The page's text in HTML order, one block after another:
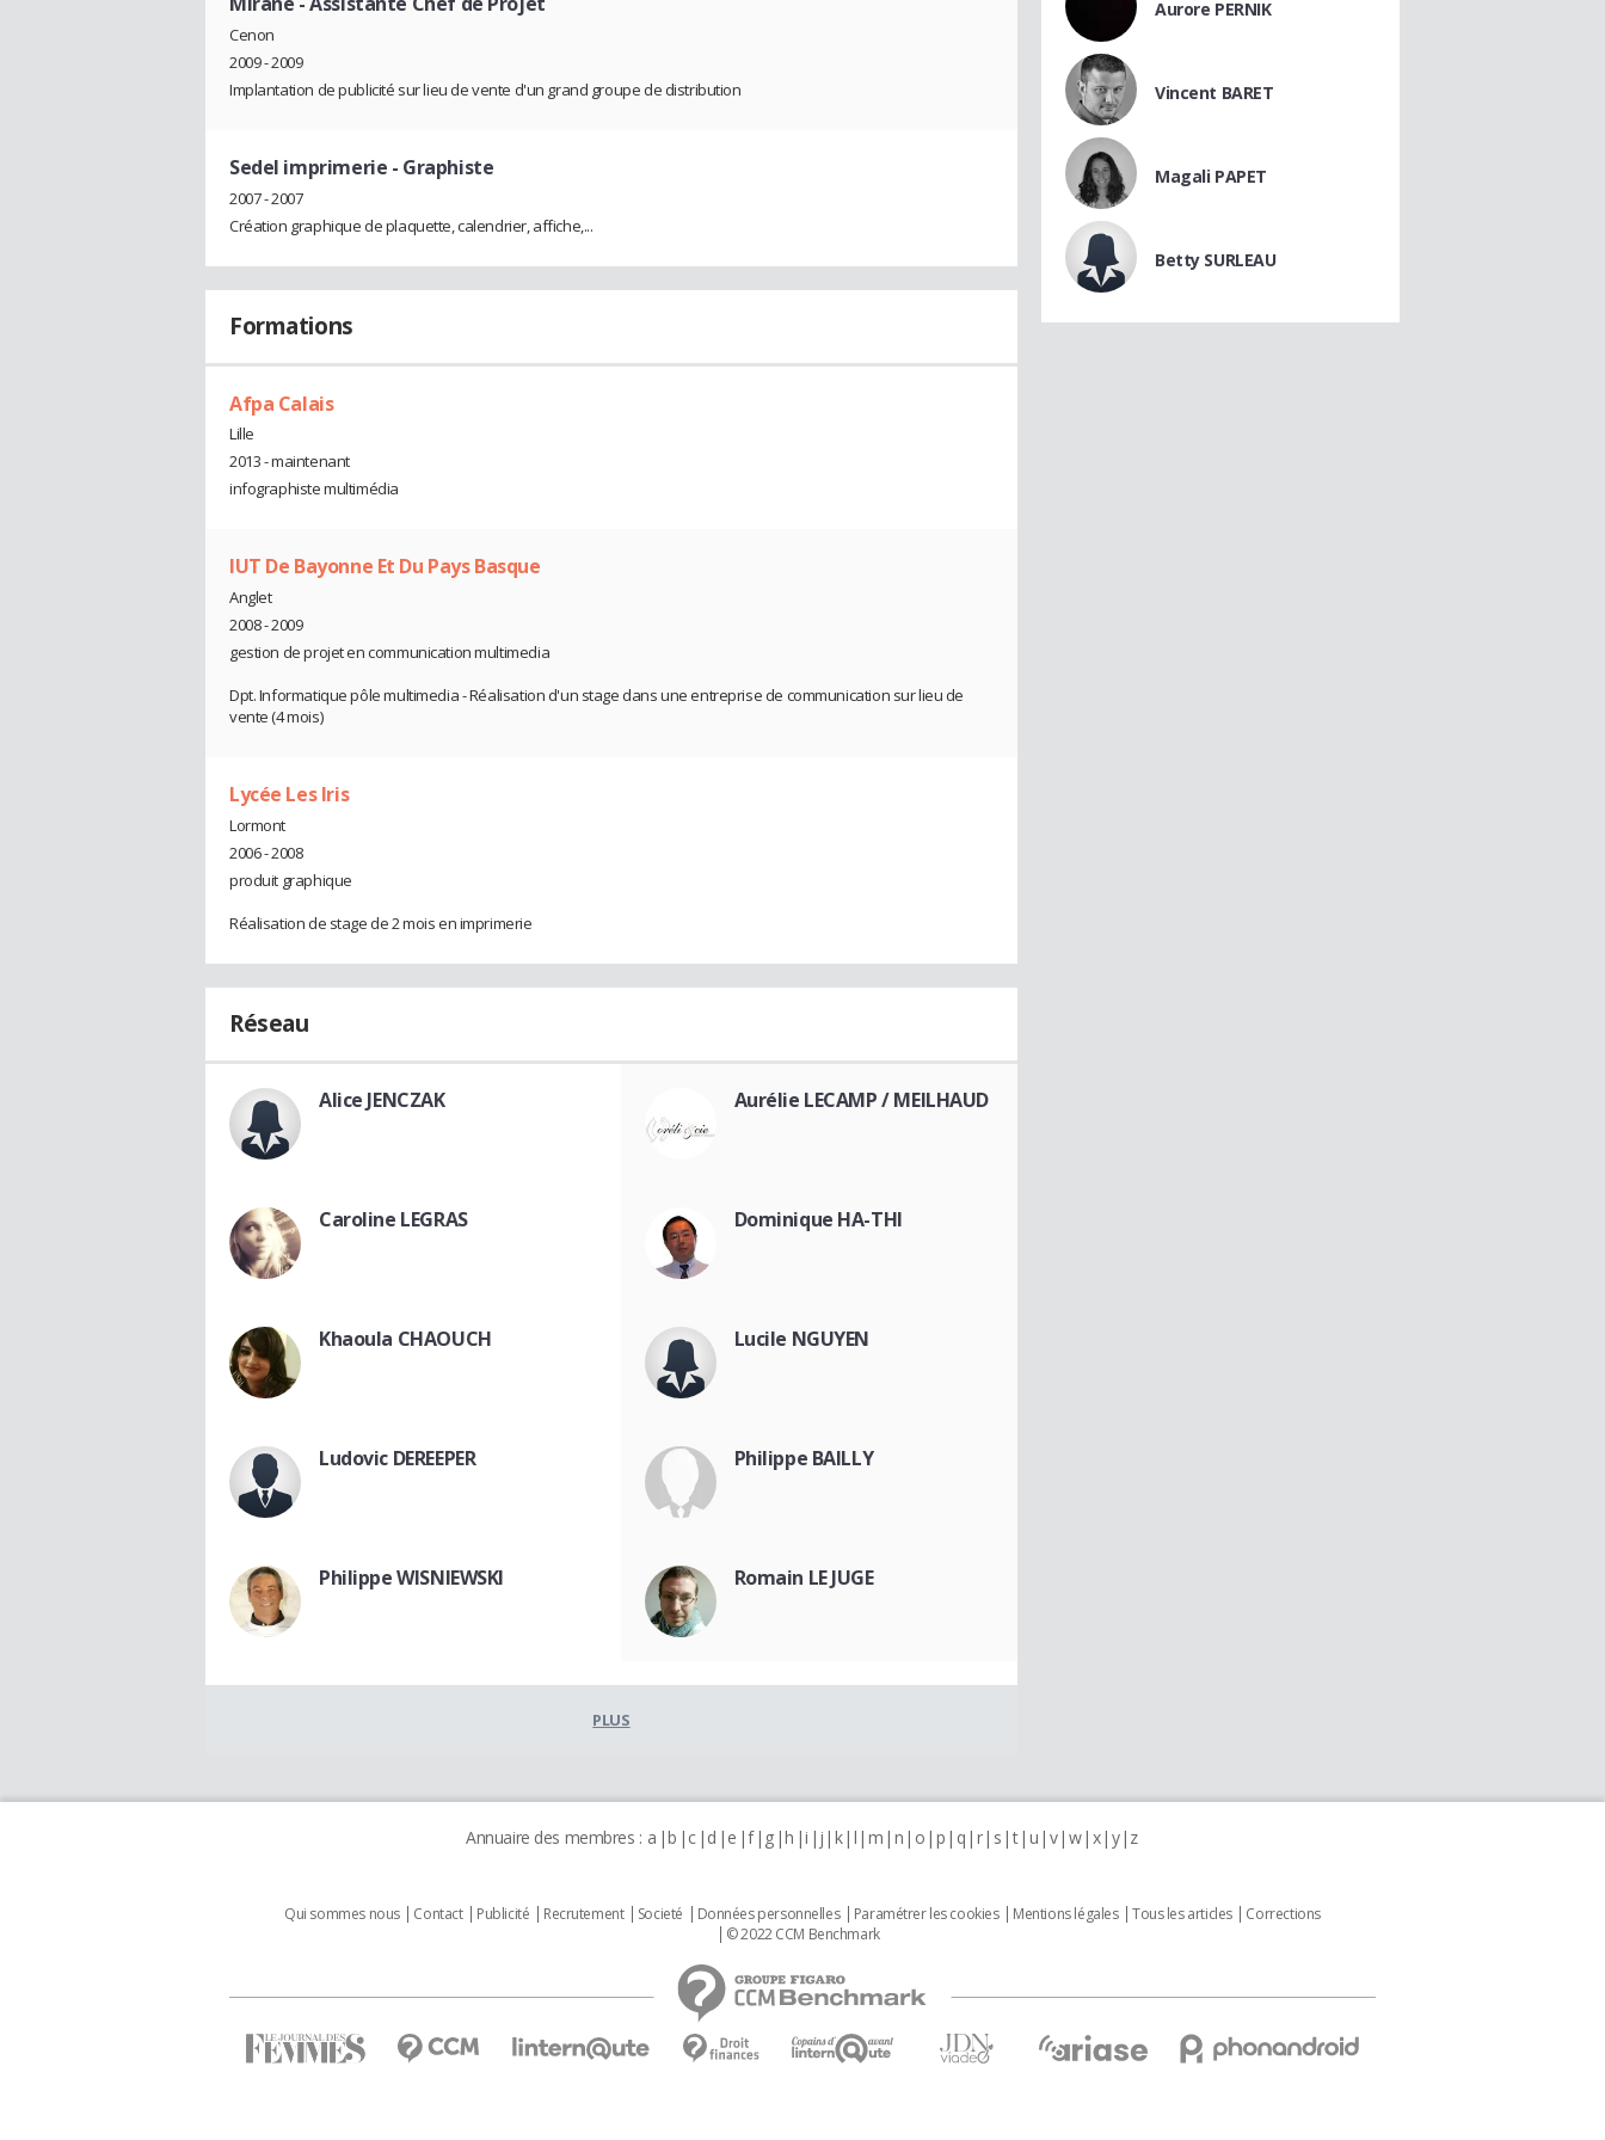
Cenon
2009 - 2009
Implantation de publicité sur lieu de vente d'un grand groupe de distribution
Sedel imprimerie - Graphiste
2007 - 2007
Création graphique de plaquette, calendrier, affiche,...
Formations
Afpa Calais
Lille
2013 - maintenant
infographiste multimédia
IUT De Bayonne Et Du Pays Basque
Anglet
2008 - 2009
gestion de projet en communication multimedia
Dpt. Informatique pôle multimedia - Réalisation d'un stage dans une entreprise de communication sur lieu de
vente (4 mois)
Lycée Les Iris
Lormont
2006 - 2008
produit graphique
Réalisation de stage de 2 mois en imprimerie
Réseau
Alice JENCZAK Aurélie LECAMP / MEILHAUD
Caroline LEGRAS Dominique HA-THI
Khaoula CHAOUCH Lucile NGUYEN
Ludovic DEREEPER Philippe BAILLY
Philippe WISNIEWSKI Romain LE JUGE
PLUS
Aurore PERNIK
Vincent BARET
Magali PAPET
Betty SURLEAU
Annuaire des membres : a b c d e f g h i j k l m n o p q r s t u v w x y z
Qui sommes nous Contact Publicité Recrutement Societé Données personnelles Paramétrer les cookies Mentions légales Tous les articles
Corrections
© 2022 CCM Benchmark